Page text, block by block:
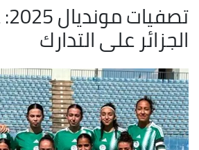
الجزائر على التدارك